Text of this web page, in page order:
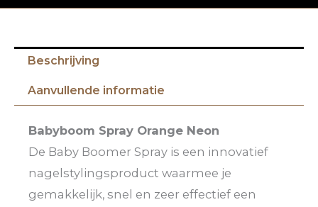
Beschrijving
Aanvullende informatie
Babyboom Spray Orange Neon
De Baby Boomer Spray is een innovatief
nagelstylingsproduct waarmee je
gemakkelijk, snel en zeer effectief een